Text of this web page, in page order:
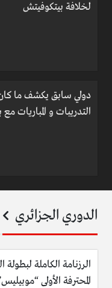
لخلافة بيتكوفيتش
دولي سابق يكشف ما
التدريبات و المباريات
الدوري الجزائري
الرزنامة الكاملة لبطولة
المحترفة الأولى